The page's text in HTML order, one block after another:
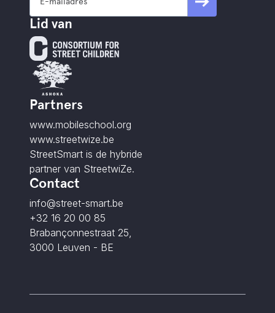
Lid van
Partners
www.mobileschool.org
www.streetwize.be
StreetSmart is de hybride
partner van StreetwiZe.
Contact
info@street-smart.be
+32 16 20 00 85
Brabançonnestraat 25,
3000 Leuven - BE